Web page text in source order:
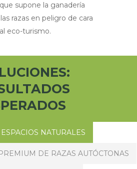
supone la ganadería
razas en peligro de cara
al eco-turismo.
NATURALES
DE RAZAS AUTÓCTONAS